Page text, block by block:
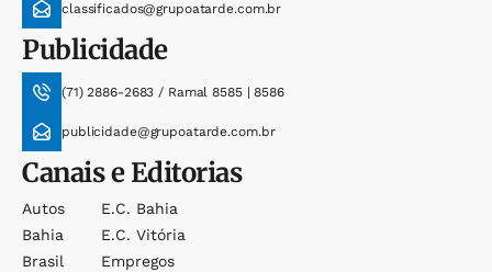
classificados@grupoatarde.com.br
Publicidade
(71) 2886-2683 / Ramal 8585 | 8586
publicidade@grupoatarde.com.br
Canais e Editorias
Autos
Bahia
Brasil
E.c. Bahia
E.c. Vitória
Empregos